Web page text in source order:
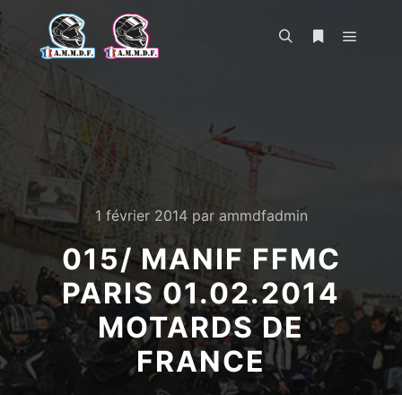
1 février 2014par ammdfadmin
015/ MANIF FFMC
PARIS 01.02.2014
MOTARDS DE
FRANCE